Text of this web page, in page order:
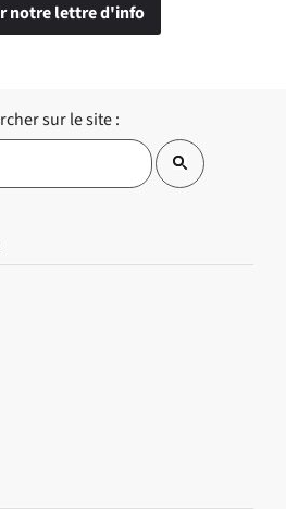
notre lettre d'info
sur le site :